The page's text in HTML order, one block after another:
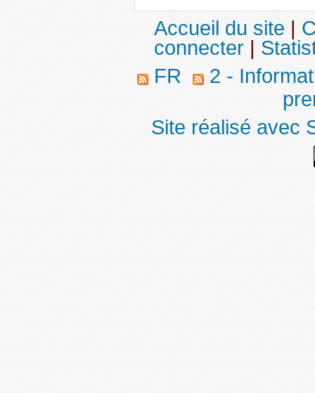
Accueil du site|
connecter|
FR
2 -
Site réalisé avec